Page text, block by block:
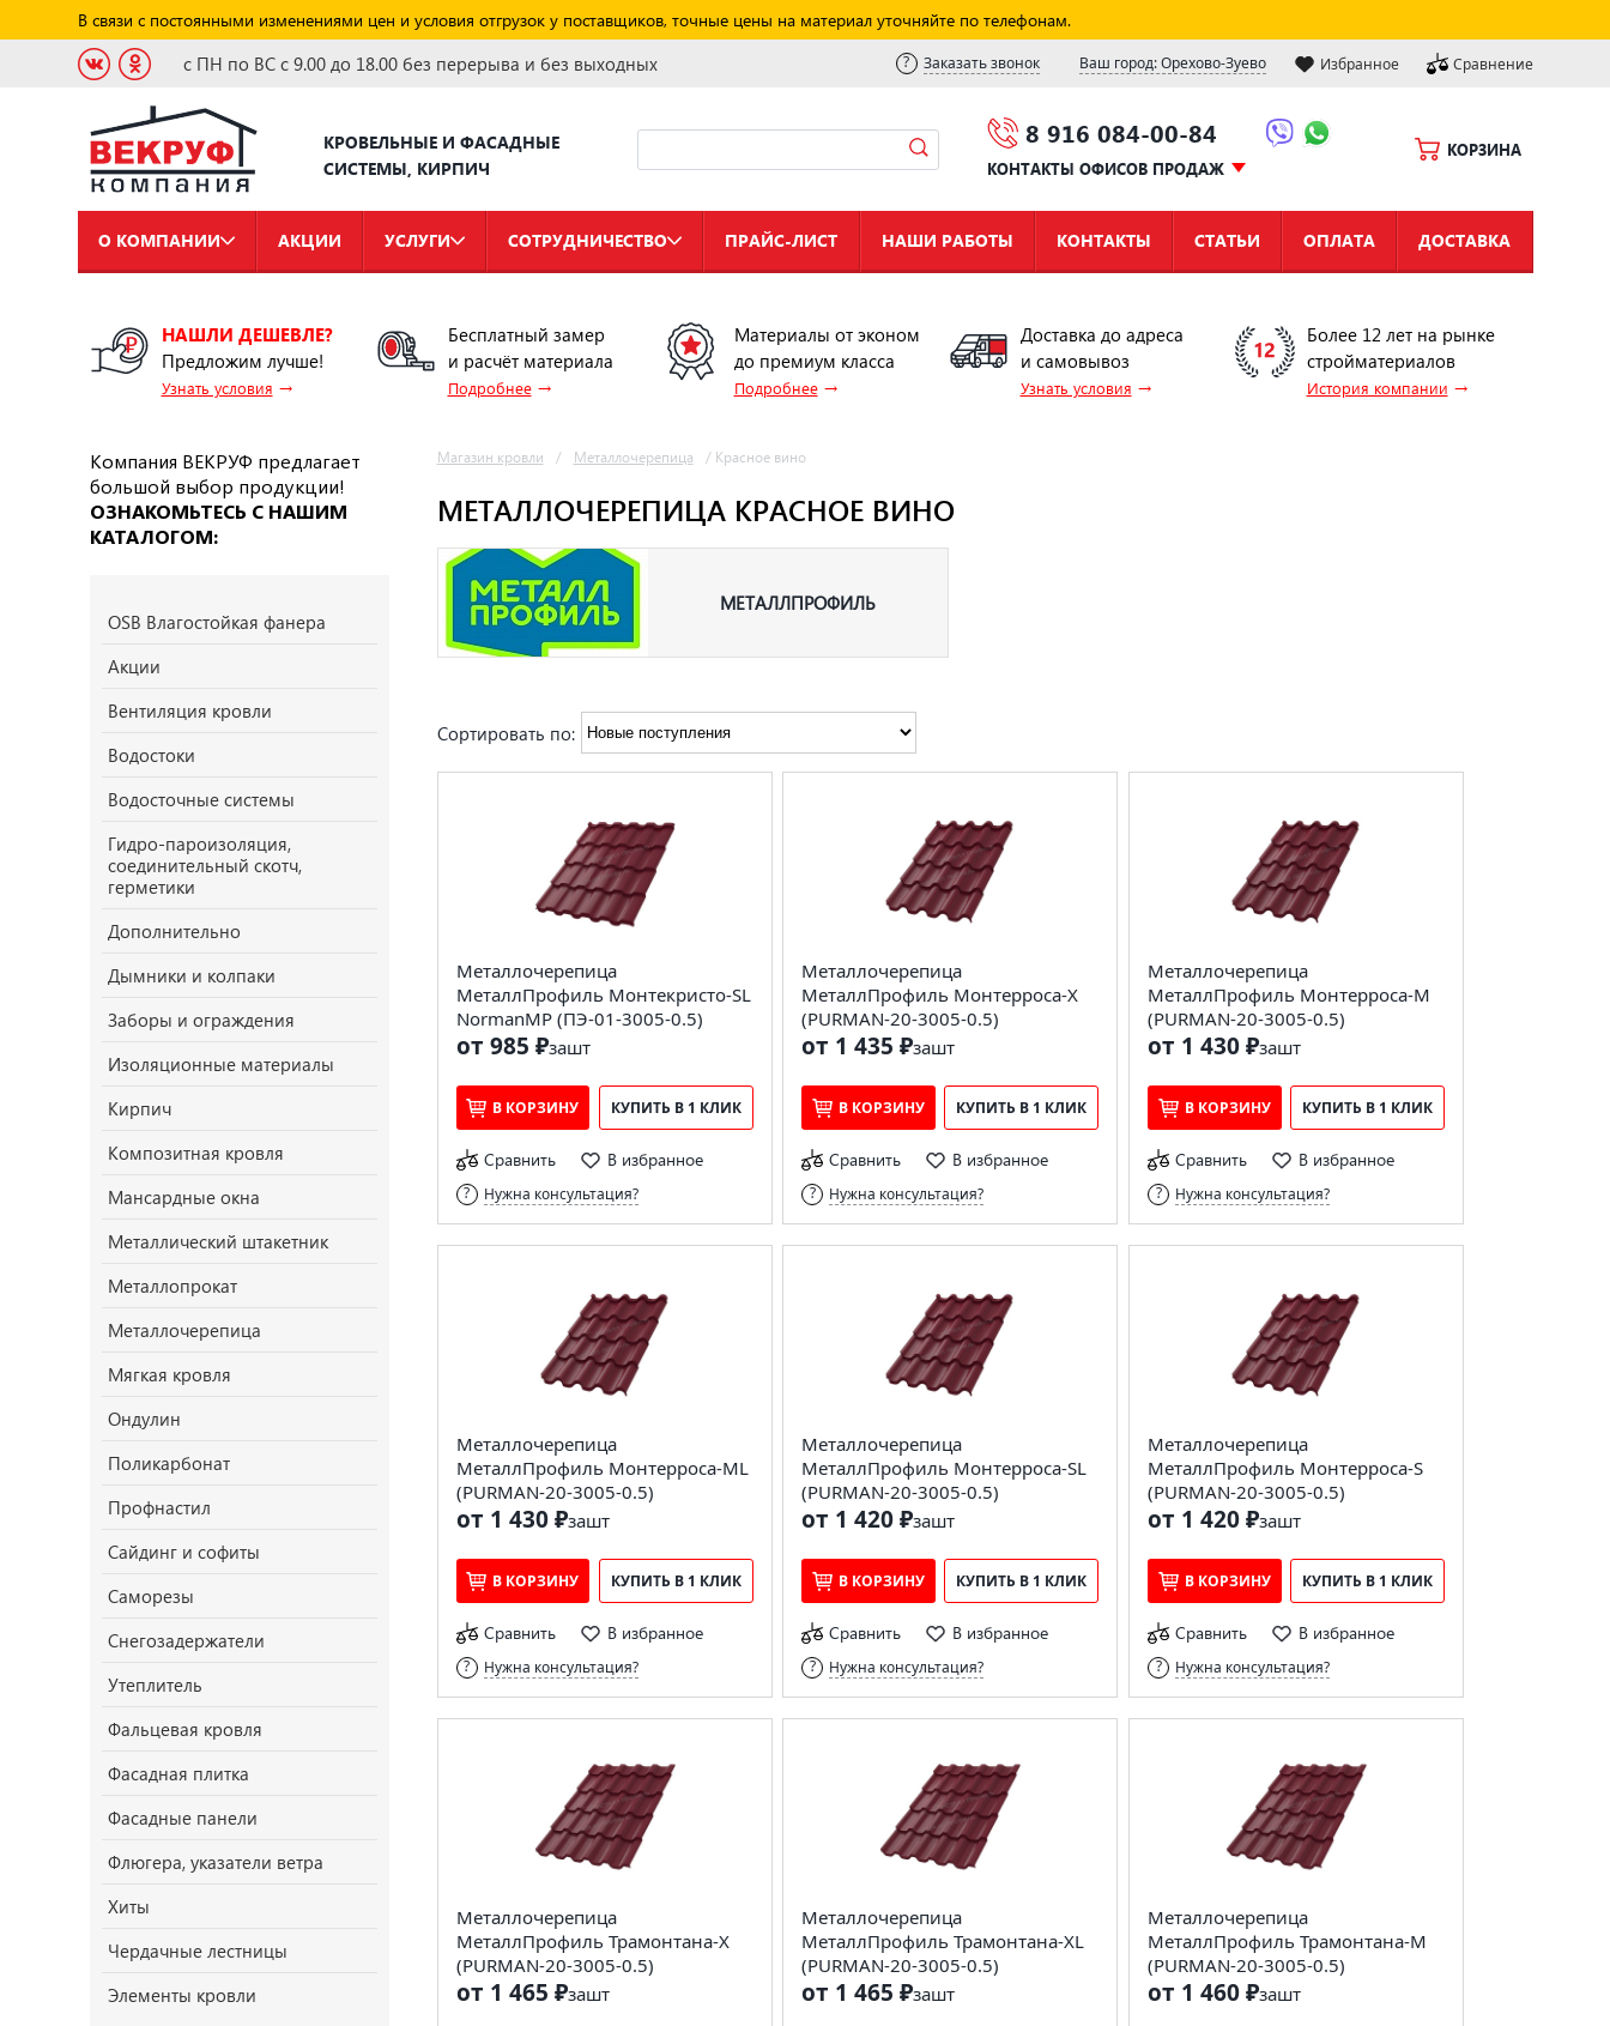
В связи с постоянными изменениями цен и условия отгрузок у поставщиков, точные цены на материал уточняйте по телефонам.
с ПН по ВС с 9.00 до 18.00 без перерыва и без выходных Заказать звонок Ваш город: Орехово-Зуево Избранное Сравнение
КРОВЕЛЬНЫЕ И ФАСАДНЫЕ
СИСТЕМЫ, КИРПИЧ
8 916 084-00-84
КОНТАКТЫ ОФИСОВ ПРОДАЖ
КОРЗИНА
О КОМПАНИИ АКЦИИ УСЛУГИ СОТРУДНИЧЕСТВО ПРАЙС-ЛИСТ НАШИ РАБОТЫ КОНТАКТЫ СТАТЬИ ОПЛАТА ДОСТАВКА
НАШЛИ ДЕШЕВЛЕ?
Предложим лучше!
Узнать условия →
Бесплатный замер
и расчёт материала
Подробнее→
Материалы от эконом
до премиум класса
Подробнее→
Доставка до адреса
и самовывоз
Узнать условия →
Более 12 лет на рынке
стройматериалов
История компании →
Компания ВЕКРУФ предлагает
большой выбор продукции!
ОЗНАКОМЬТЕСЬ С НАШИМ
КАТАЛОГОМ:
OSB Влагостойкая фанера
Акции
Вентиляция кровли
Водостоки
Водосточные системы
Гидро-пароизоляция,
соединительный скотч,
герметики
Дополнительно
Дымники и колпаки
Заборы и ограждения
Изоляционные материалы
Кирпич
Композитная кровля
Мансардные окна
Металлический штакетник
Металлопрокат
Металлочерепица
Мягкая кровля
Ондулин
Поликарбонат
Профнастил
Сайдинг и софиты
Саморезы
Снегозадержатели
Утеплитель
Фальцевая кровля
Фасадная плитка
Фасадные панели
Флюгера, указатели ветра
Хиты
Чердачные лестницы
Элементы кровли
Магазин кровли / Металлочерепица / Красное вино
МЕТАЛЛОЧЕРЕПИЦА КРАСНОЕ ВИНО
МЕТАЛЛПРОФИЛЬ
Сортировать по:
Металлочерепица
МеталлПрофиль Монтекристо-SL
NormanMP (ПЭ-01-3005-0.5)
от 985 ₽зашт
В КОРЗИНУ КУПИТЬ В 1 КЛИК
Сравнить В избранное
Нужна консультация?
Металлочерепица
МеталлПрофиль Монтерроса-X
(PURMAN-20-3005-0.5)
от 1 435 ₽зашт
В КОРЗИНУ КУПИТЬ В 1 КЛИК
Сравнить В избранное
Нужна консультация?
Металлочерепица
МеталлПрофиль Монтерроса-M
(PURMAN-20-3005-0.5)
от 1 430 ₽зашт
В КОРЗИНУ КУПИТЬ В 1 КЛИК
Сравнить В избранное
Нужна консультация?
Металлочерепица
МеталлПрофиль Монтерроса-ML
(PURMAN-20-3005-0.5)
от 1 430 ₽зашт
В КОРЗИНУ КУПИТЬ В 1 КЛИК
Сравнить В избранное
Нужна консультация?
Металлочерепица
МеталлПрофиль Монтерроса-SL
(PURMAN-20-3005-0.5)
от 1 420 ₽зашт
В КОРЗИНУ КУПИТЬ В 1 КЛИК
Сравнить В избранное
Нужна консультация?
Металлочерепица
МеталлПрофиль Монтерроса-S
(PURMAN-20-3005-0.5)
от 1 420 ₽зашт
В КОРЗИНУ КУПИТЬ В 1 КЛИК
Сравнить В избранное
Нужна консультация?
Металлочерепица
МеталлПрофиль Трамонтана-X
(PURMAN-20-3005-0.5)
от 1 465 ₽зашт
Металлочерепица
МеталлПрофиль Трамонтана-XL
(PURMAN-20-3005-0.5)
от 1 465 ₽зашт
Металлочерепица
МеталлПрофиль Трамонтана-M
(PURMAN-20-3005-0.5)
от 1 460 ₽зашт